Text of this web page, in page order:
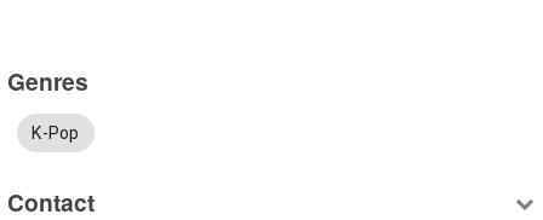
Genres
K-Pop
Contact